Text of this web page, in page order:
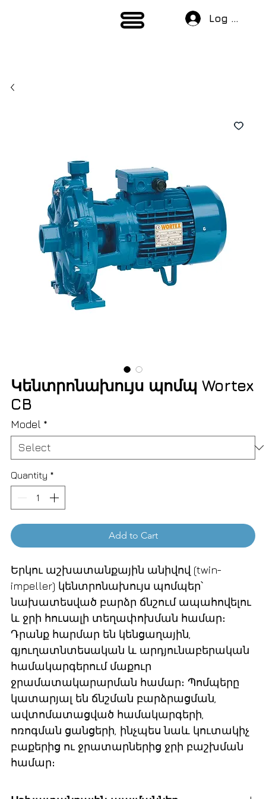
Log In
Կենտրոնախույս պոմպ Wortex
CB
Model *
Quantity *
Add to Cart
Երկու աշխատանքային անիվով (twin-
impeller) կենտրոնախույս պոմպեր՝
նախատեսված բարձր ճնշում ապահովելու
և ջրի հուսալի տեղափոխման համար։
Դրանք հարմար են կենցաղային,
գյուղատնտեսական և արդյունաբերական
համակարգերում մաքուր
ջրամատակարարման համար։ Պոմպերը
կատարյալ են ճնշման բարձրացման,
ավտոմատացված համակարգերի,
ոռոգման ցանցերի, ինչպես նաև կուտակիչ
բաքերից ու ջրատարներից ջրի բաշխման
համար։